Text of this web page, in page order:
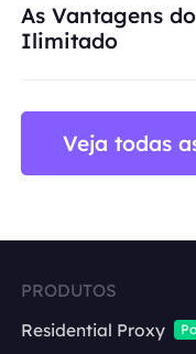
As Vantagens
Ilimitado
Veja todas
PRODUTOS
Residential Proxy